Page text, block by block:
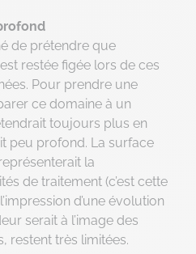
de prétendre que
restée figée lors de ces
Pour prendre une
ce domaine à un
toujours plus en
peu profond. La surface
la
de traitement (c’est cette
d’une évolution
serait à l’image des
restent très limitées.